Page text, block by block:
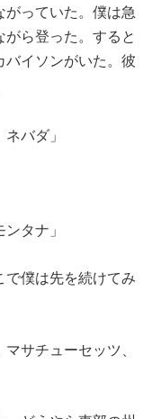
っていた。僕は急
ら登った。すると
バイソンがいた。彼
バダ」
タナ」
僕は先を続けてみ
サチューセッツ、